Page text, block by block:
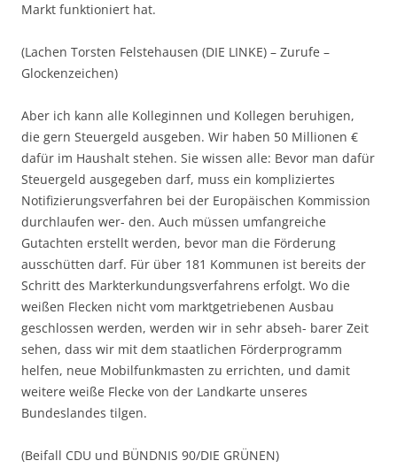
Markt funktioniert hat.
(Lachen Torsten Felstehausen (DIE LINKE) – Zurufe –
Glockenzeichen)
Aber ich kann alle Kolleginnen und Kollegen beruhigen,
die gern Steuergeld ausgeben. Wir haben 50 Millionen €
dafür im Haushalt stehen. Sie wissen alle: Bevor man dafür
Steuergeld ausgegeben darf, muss ein kompliziertes
Notifizierungsverfahren bei der Europäischen Kommission
durchlaufen wer- den. Auch müssen umfangreiche
Gutachten erstellt werden, bevor man die Förderung
ausschütten darf. Für über 181 Kommunen ist bereits der
Schritt des Markterkundungsverfahrens erfolgt. Wo die
weißen Flecken nicht vom marktgetriebenen Ausbau
geschlossen werden, werden wir in sehr abseh- barer Zeit
sehen, dass wir mit dem staatlichen Förderprogramm
helfen, neue Mobilfunkmasten zu errichten, und damit
weitere weiße Flecke von der Landkarte unseres
Bundeslandes tilgen.
(Beifall CDU und BÜNDNIS 90/DIE GRÜNEN)